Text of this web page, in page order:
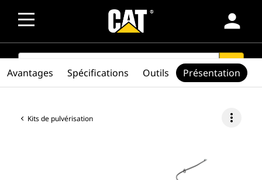
person
SEARCH search
Kits de pulvérisation more_vert
Avantages Spécifications Outils Présentation